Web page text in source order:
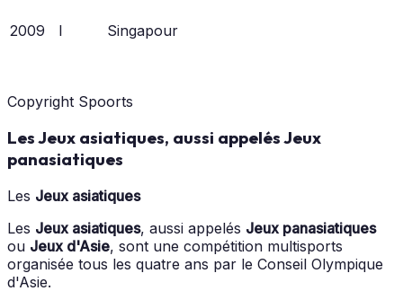
2009 I Singapour
Copyright Spoorts
Les Jeux asiatiques, aussi appelés Jeux
panasiatiques
Les Jeux asiatiques
Les Jeux asiatiques, aussi appelés Jeux panasiatiques
ou Jeux d'Asie, sont une compétition multisports
organisée tous les quatre ans par le Conseil Olympique
d'Asie.